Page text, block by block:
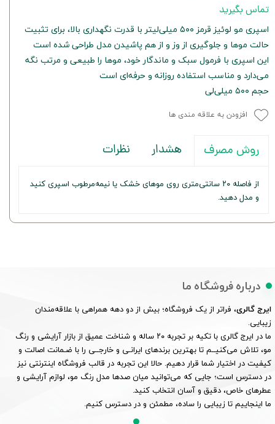
تماس بگیرید
اسپری مو لوئیز قرمز ۵۰۰ میلی‌لیتر با قدرت نگهداری بالا، برای تثبیت
حالت موها و جلوگیری از وز و از هم پاشیدن مدل طراحی شده است
این اسپری با فرمول سبک و ماندگار خود، موها را طبیعی و مرتب نگه
می‌دارد و مناسب استفاده روزانه و حرفه‌ای است
حجم ۵۰۰ میلی‌لی
افزودن به علاقه مندی ها
روش مصرف هشدار نظرات
از فاصله ۲۰ سانتی‌متری روی موهای خشک یا نیمه‌مرطوب اسپری کنید
و مدل دهید.
درباره فروشگاه ما
ایرج گالری، فراتر از یک فروشگاه؛ بیش از دو دهه همراهی با علاقه‌مندان
زیبایی.
ما در ایرج گالری با تکیه بر تجربه ۲۰ ساله و شناخت عمیق از بازار آرایشی و رنگ
مو، تلاش می‌کنیــم تا بهترین برندهای ایرانـی و خارجــی را با ضـمانت اصالت و
کیفیت در اختیار شما قرار دهیم. حالا این تجربه در قالب فروشگاه اینترنتی نیز
در دسترس است؛ جایی که می‌توانید میان صدها مدل رنگ مو، لوازم آرایشی و
عطرهای خاص، دقیق و آسان انتخاب کنید.
ما اینجاییم تا زیبایی را ساده، مطمئن و در دسترس کنیم.